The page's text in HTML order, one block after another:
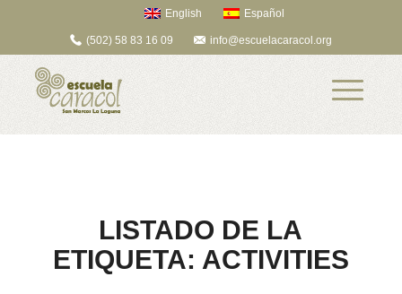
English Español
(502) 58 83 16 09 info@escuelacaracol.org
LISTADO DE LA
ETIQUETA: ACTIVITIES